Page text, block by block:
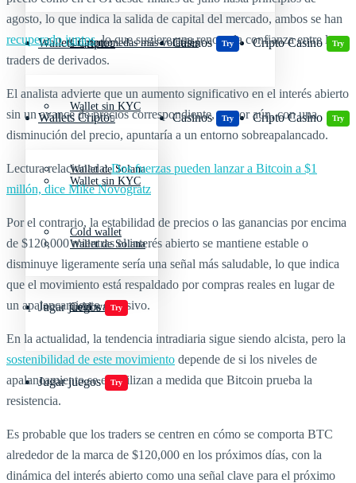
Wallets Cripto
Wallet sin KYC
Wallet de Solana
Cold wallet
Casinos Try Cripto Casino Try
Jugar juegos Try
Criptomonedas más volátiles
Wallets Cripto
Wallet sin KYC
Wallet de Solana
Cold wallet
Casinos Try Cripto Casino Try
Jugar juegos Try
agosto, lo que indica la salida de capital del mercado, ambos se han
recuperado juntos, lo que sugiere una renovada confianza entre los
traders de derivados.
El analista advierte que un aumento significativo en el interés abierto
sin un avance de precios correspondiente, o peor aún, con una
disminución del precio, apuntaría a un entorno sobreapalancado.
Lectura relacionada:Dos fuerzas pueden lanzar a Bitcoin a $1
millón, dice Mike Novogratz
Por el contrario, la estabilidad de precios o las ganancias por encima
de $120,000 mientras el interés abierto se mantiene estable o
disminuye ligeramente sería una señal más saludable, lo que indica
que el movimiento está respaldado por compras reales en lugar de
un apalancamiento excesivo.
En la actualidad, la tendencia intradiaria sigue siendo alcista, pero la
sostenibilidad de este movimiento depende de si los niveles de
apalancamiento se estabilizan a medida que Bitcoin prueba la
resistencia.
Es probable que los traders se centren en cómo se comporta BTC
alrededor de la marca de $120,000 en los próximos días, con la
dinámica del interés abierto como una señal clave para el próximo